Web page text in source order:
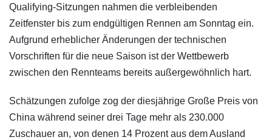
Qualifying-Sitzungen nahmen die verbleibenden
Zeitfenster bis zum endgültigen Rennen am Sonntag ein.
Aufgrund erheblicher Änderungen der technischen
Vorschriften für die neue Saison ist der Wettbewerb
zwischen den Rennteams bereits außergewöhnlich hart.
Schätzungen zufolge zog der diesjährige Große Preis von
China während seiner drei Tage mehr als 230.000
Zuschauer an, von denen 14 Prozent aus dem Ausland